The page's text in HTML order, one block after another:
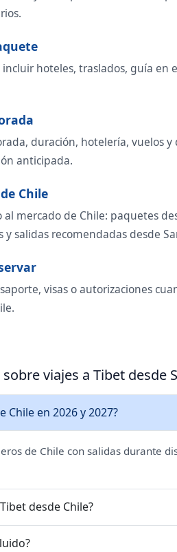
hoteles, traslados, guía en
duración, hotelería, vuelos
anticipada.
Chile
mercado de Chile: paquetes
salidas recomendadas desde
visas o autorizaciones
viajes a Tibet desde
Chile en 2026 y 2027?
de Chile con salidas durante
desde Chile?